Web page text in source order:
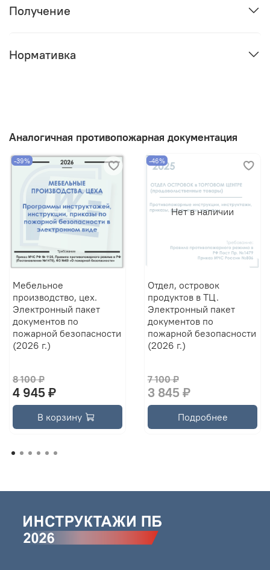
Получение
Нормативка
Аналогичная противопожарная документация
-39%
Мебельное
производство, цех.
Электронный пакет
документов по
пожарной безопасности
(2026 г.)
8 100 ₽
4 945 ₽
В корзину
Нет в наличии
-46%
Отдел, островок
продуктов в ТЦ.
Электронный пакет
документов по
пожарной безопасности
(2026 г.)
7 100 ₽
3 845 ₽
Подробнее